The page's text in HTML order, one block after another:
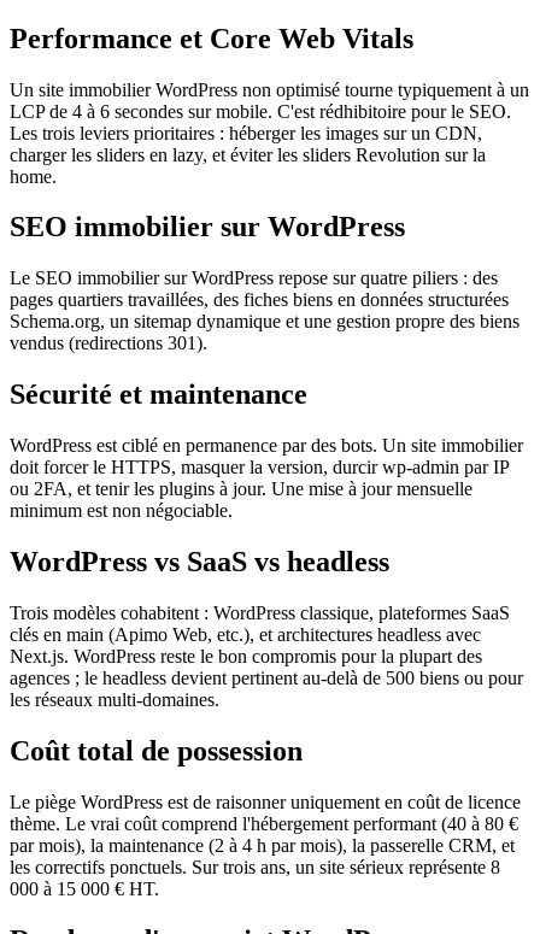
Performance et Core Web Vitals
Un site immobilier WordPress non optimisé tourne typiquement à un
LCP de 4 à 6 secondes sur mobile. C'est rédhibitoire pour le SEO.
Les trois leviers prioritaires : héberger les images sur un CDN,
charger les sliders en lazy, et éviter les sliders Revolution sur la
home.
SEO immobilier sur WordPress
Le SEO immobilier sur WordPress repose sur quatre piliers : des
pages quartiers travaillées, des fiches biens en données structurées
Schema.org, un sitemap dynamique et une gestion propre des biens
vendus (redirections 301).
Sécurité et maintenance
WordPress est ciblé en permanence par des bots. Un site immobilier
doit forcer le HTTPS, masquer la version, durcir wp-admin par IP
ou 2FA, et tenir les plugins à jour. Une mise à jour mensuelle
minimum est non négociable.
WordPress vs SaaS vs headless
Trois modèles cohabitent : WordPress classique, plateformes SaaS
clés en main (Apimo Web, etc.), et architectures headless avec
Next.js. WordPress reste le bon compromis pour la plupart des
agences ; le headless devient pertinent au-delà de 500 biens ou pour
les réseaux multi-domaines.
Coût total de possession
Le piège WordPress est de raisonner uniquement en coût de licence
thème. Le vrai coût comprend l'hébergement performant (40 à 80 €
par mois), la maintenance (2 à 4 h par mois), la passerelle CRM, et
les correctifs ponctuels. Sur trois ans, un site sérieux représente 8
000 à 15 000 € HT.